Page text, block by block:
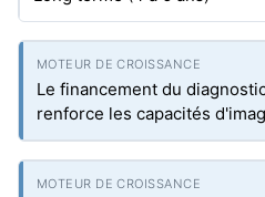
Le financement du
renforce les capacités